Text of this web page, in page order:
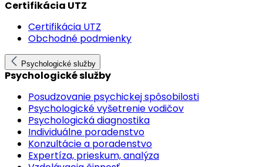
Certifikácia UTZ
Certifikácia UTZ
Obchodné podmienky
Psychologické služby
Psychologické služby
Posudzovanie psychickej spôsobilosti
Psychologické vyšetrenie vodičov
Psychologická diagnostika
Individuálne poradenstvo
Konzultácie a poradenstvo
Expertíza, prieskum, analýza